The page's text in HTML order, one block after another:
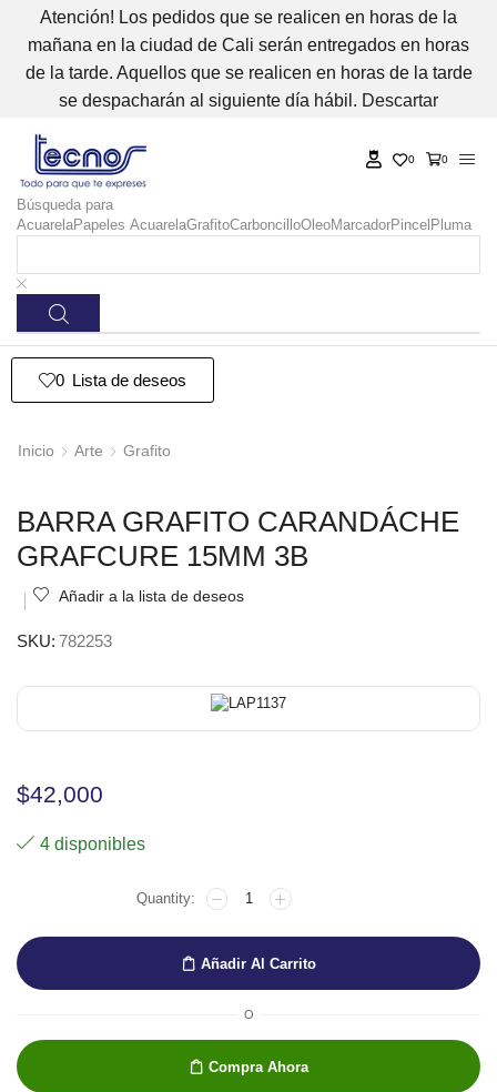
Atención! Los pedidos que se realicen en horas de la
mañana en la ciudad de Cali serán entregados en horas
de la tarde. Aquellos que se realicen en horas de la tarde
se despacharán al siguiente día hábil. Descartar
Búsqueda para
AcuarelaPapeles AcuarelaGrafitoCarboncilloOleoMarcadorPincel Pluma
0 0
0 Lista de deseos
Inicio Arte Grafito
BARRA GRAFITO CARANDÁCHE
GRAFCURE 15MM 3B
Añadir a la lista de deseos
SKU: 782253
$42,000
4 disponibles
Añadir Al Carrito
O
Compra Ahora